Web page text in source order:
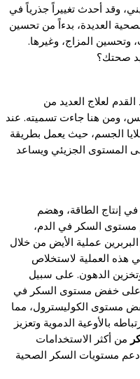
وقد أحدث تغييراً جذرياً في
العديدة، بدءاً من تحسين
وتحسين المزاج، وغيرها.
صحتك؟
لعلاج العديد من
ومن هنا جاءت تسميته. عند
الجسم، حيث يعمل بطريقة
المستوى الجزيئي ويساعد
في إنتاج الطاقة، وهضم
مستوى السكر في الدم،
عملية الأيض من خلال
هذه العملية لاستخلاص
الدهون. على سبيل
على خفض مستوى السكر في
مستوى الكوليسترول، مما
بالأوعية الدموية وتعزيز
من أكثر الاستخدامات
مستويات السكر الصحية